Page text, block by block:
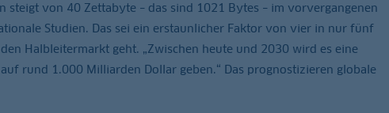
steigt von 40 Zettabyte – das sind 1021 Bytes – im vorvergangenen
Studien. Das sei ein erstaunlicher Faktor von vier in nur fünf
Halbleitermarkt geht. „Zwischen heute und 2030 wird es eine
rund 1.000 Milliarden Dollar geben.“ Das prognostizieren globale